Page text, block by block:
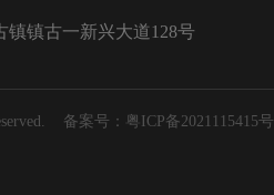
镇镇古一新兴大道128号
备案号： 粤ICP备2021115415号